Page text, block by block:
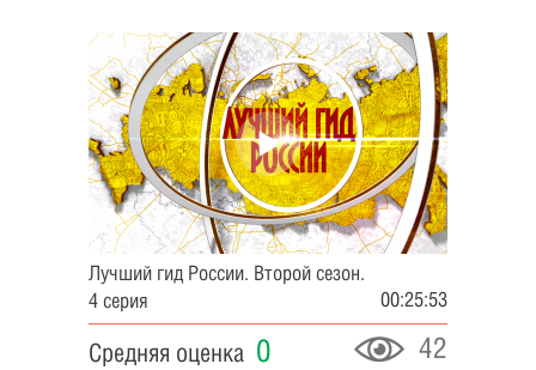
Лучший гид России. Второй сезон.
4 серия
00:25:53
Средняя оценка 0 42